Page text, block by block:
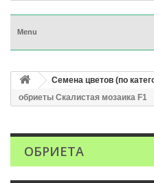
Menu
Семена цветов (по
обриеты Скалистая мозаика F1
ОБРИЕТА